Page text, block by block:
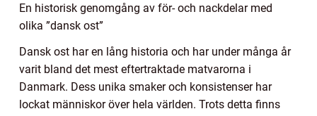
En historisk genomgång av för- och nackdelar med
olika ”dansk ost”
Dansk ost har en lång historia och har under många år
varit bland det mest eftertraktade matvarorna i
Danmark. Dess unika smaker och konsistenser har
lockat människor över hela världen. Trots detta finns